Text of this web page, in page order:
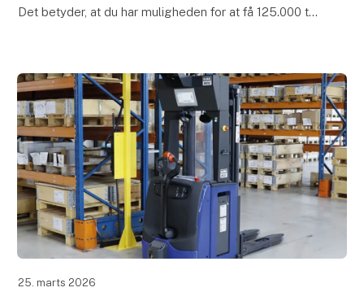
Det betyder, at du har muligheden for at få 125.000 til
25. marts 2026